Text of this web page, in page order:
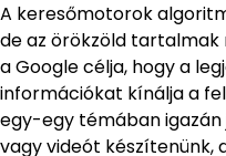
A keresőmotorok
de az örökzöld tartalmak
a Google célja, hogy a
információkat kínálja a
egy-egy témában
vagy videót készítenünk,